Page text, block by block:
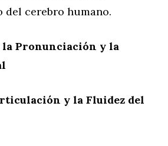
cerebro humano.
la Pronunciación y la
y la Fluidez del